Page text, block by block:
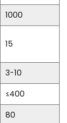
1000
15
3-10
≤400
80